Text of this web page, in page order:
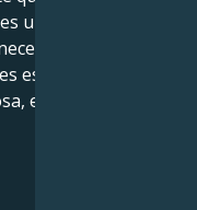
una forma de
la
este camino,
emocionalmente